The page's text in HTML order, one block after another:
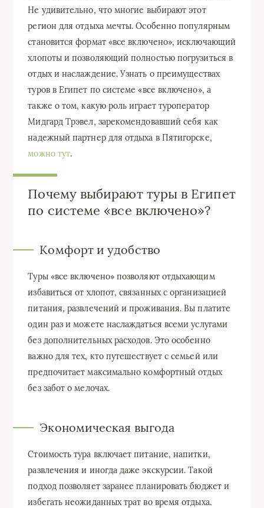
Не удивительно, что многие выбирают этот
регион для отдыха мечты. Особенно популярным
становится формат «все включено», исключающий
хлопоты и позволяющий полностью погрузиться в
отдых и наслаждение. Узнать о преимуществах
туров в Египет по системе «все включено», а
также о том, какую роль играет туроператор
Мидгард Трэвел, зарекомендовавший себя как
надежный партнер для отдыха в Пятигорске,
можно тут.
Почему выбирают туры в Египет
по системе «все включено»?
Комфорт и удобство
Туры «все включено» позволяют отдыхающим
избавиться от хлопот, связанных с организацией
питания, развлечений и проживания. Вы платите
один раз и можете наслаждаться всеми услугами
без дополнительных расходов. Это особенно
важно для тех, кто путешествует с семьей или
предпочитает максимально комфортный отдых
без забот о мелочах.
Экономическая выгода
Стоимость тура включает питание, напитки,
развлечения и иногда даже экскурсии. Такой
подход позволяет заранее планировать бюджет и
избегать неожиданных трат во время отдыха.